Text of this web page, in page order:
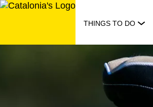
Skip
THINGS TO DO